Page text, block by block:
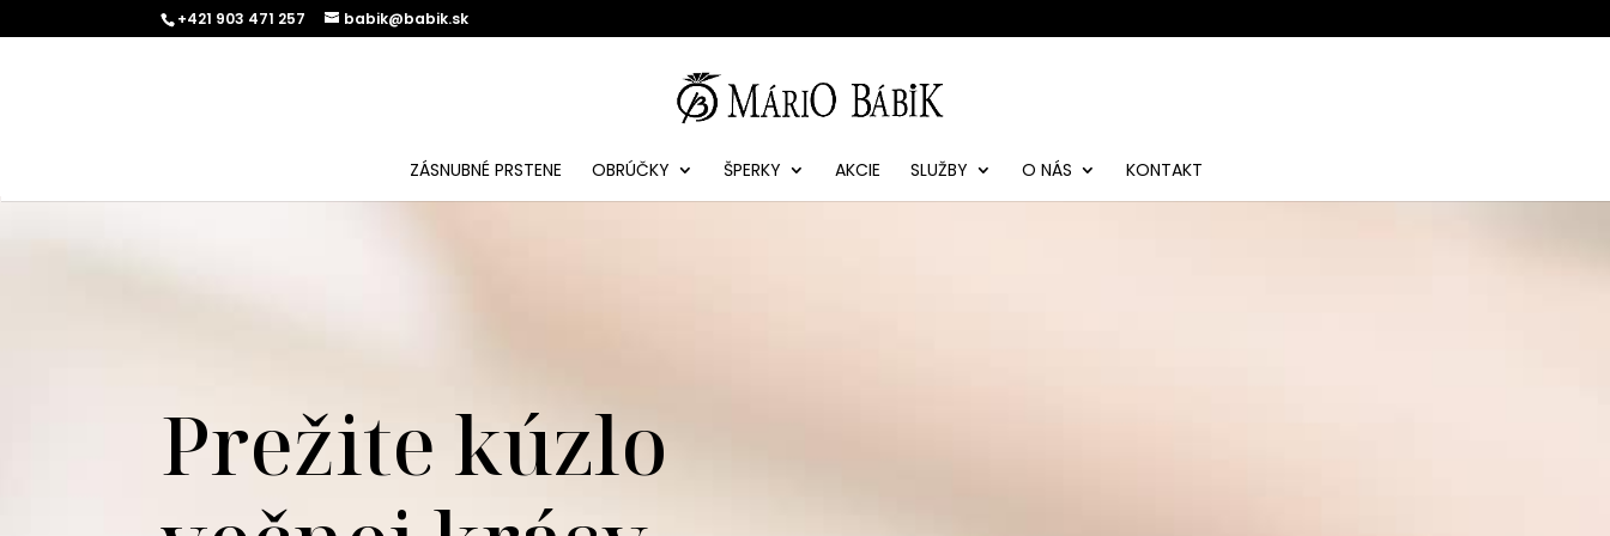
+421 903 471 257 babik@babik.sk
ZÁSNUBNÉ PRSTENE OBRÚČKY ŠPERKY AKCIE SLUŽBY O NÁS KONTAKT
Prežite kúzlo